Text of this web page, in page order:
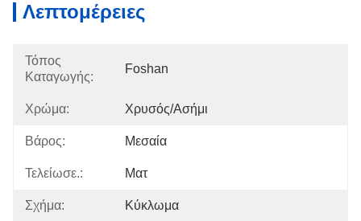
Λεπτομέρειες
Τόπος
Καταγωγής:
Foshan
Χρώμα: Χρυσός/ασήμι
Βάρος: Μεσαία
Τελείωσε.: Ματ
Σχήμα: Κύκλωμα